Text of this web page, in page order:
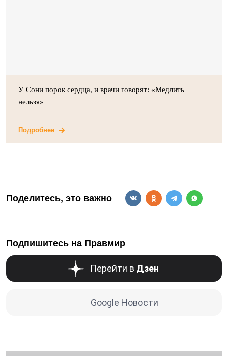
У Сони порок сердца, и врачи говорят: «Медлить
нельзя»
Подробнее
Поделитесь, это важно
Подпишитесь на Правмир
Перейти в Дзен
Google Новости